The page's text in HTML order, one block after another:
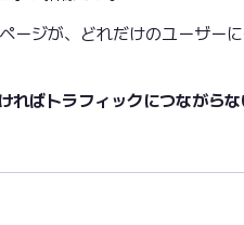
ジが、どれだけのユーザー
ればトラフィックにつながらな